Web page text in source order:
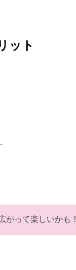
ット
がって楽しいかも！